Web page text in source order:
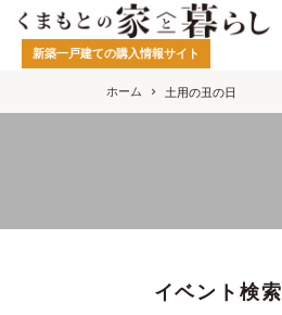
新築一戸建ての購入情報サイト
ホーム 土用の丑の日
イベント検索